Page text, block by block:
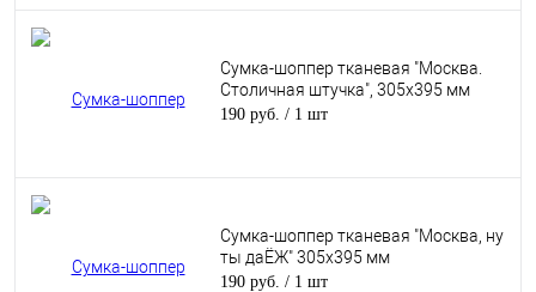
Сумка-шоппер тканевая "Москва.
Столичная штучка", 305х395 мм
190 руб. / 1 шт
Сумка-шоппер тканевая "Москва, ну
ты даЁЖ" 305х395 мм
190 руб. / 1 шт